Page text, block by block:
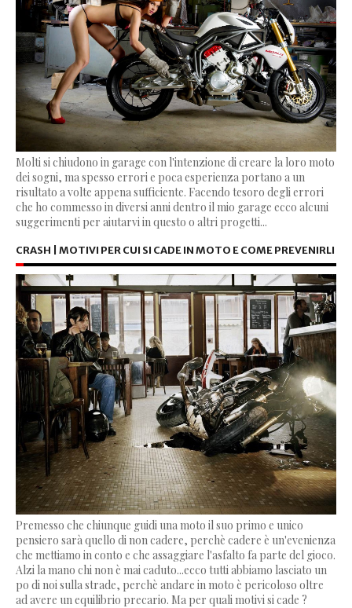
Molti si chiudono in garage con l'intenzione di creare la loro moto
dei sogni, ma spesso errori e poca esperienza portano a un
risultato a volte appena sufficiente. Facendo tesoro degli errori
che ho commesso in diversi anni dentro il mio garage ecco alcuni
suggerimenti per aiutarvi in questo o altri progetti...
CRASH | MOTIVI PER CUI SI CADE IN MOTO E COME PREVENIRLI
Premesso che chiunque guidi una moto il suo primo e unico
pensiero sarà quello di non cadere, perchè cadere è un'evenienza
che mettiamo in conto e che assaggiare l'asfalto fa parte del gioco.
Alzi la mano chi non è mai caduto...ecco tutti abbiamo lasciato un
po di noi sulla strade, perchè andare in moto è pericoloso oltre
ad avere un equilibrio precario. Ma per quali motivi si cade ?